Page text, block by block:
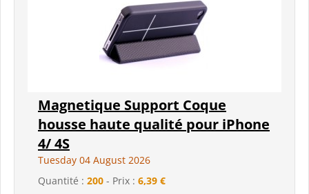
Magnetique Support Coque
housse haute qualité pour iPhone
4/ 4S
Tuesday 04 August 2026
Quantité : 200 - Prix : 6,39 €